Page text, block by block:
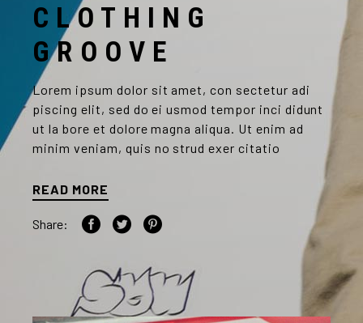
CLOTHING
GROOVE
Lorem ipsum dolor sit amet, con sectetur adi
piscing elit, sed do ei usmod tempor inci didunt
ut la bore et dolore magna aliqua. Ut enim ad
minim veniam, quis no strud exer citatio
READ MORE
Share: